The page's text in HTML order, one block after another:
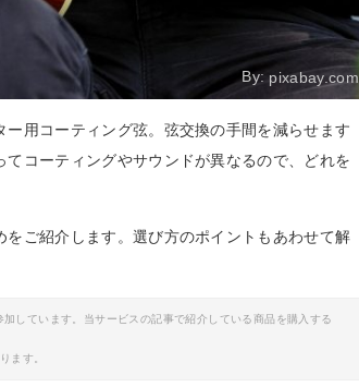
By:pixabay.com
用コーティング弦。弦交換の手間を減らせます
コーティングやサウンドが異なるので、どれを
ご紹介します。選び方のポイントもあわせて解
しています。当サービスの記事で紹介している商品を購入する
ます。